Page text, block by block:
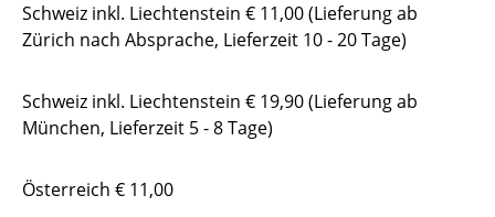
Schweiz inkl. Liechtenstein € 11,00 (Lieferung ab
Zürich nach Absprache, Lieferzeit 10 - 20 Tage)
Schweiz inkl. Liechtenstein € 19,90 (Lieferung ab
München, Lieferzeit 5 - 8 Tage)
Österreich € 11,00